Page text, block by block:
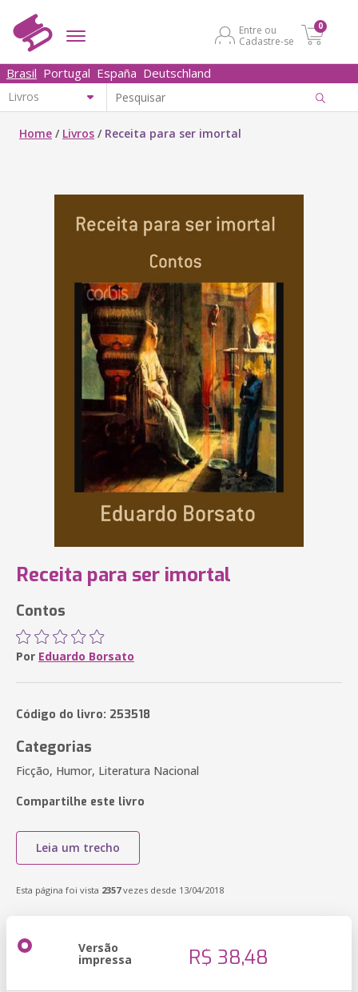
Entre ou
Cadastre-se
0
Brasil Portugal España Deutschland
Home / Livros / Receita para ser imortal
Receita para ser imortal
Contos
Por Eduardo Borsato
Código do livro: 253518
Categorias
Ficção, Humor, Literatura Nacional
Compartilhe este livro
Leia um trecho
Esta página foi vista 2357vezes desde 13/04/2018
Versão
impressa R$ 38,48